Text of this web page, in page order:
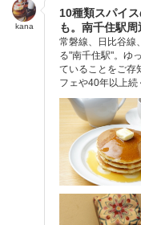
kana
10種類スパイ
も。南千住駅
常磐線、日比谷線
る"南千住駅"。ゆ
ていることをご存
フェや40年以上続